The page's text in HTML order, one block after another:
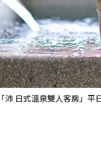
日式溫泉雙人客房」平